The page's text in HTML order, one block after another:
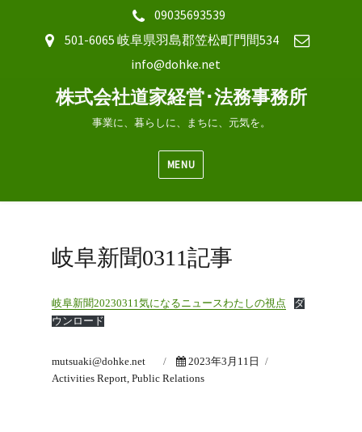
09035693539
501-6065 岐阜県羽島郡笠松町門間534
info@dohke.net
株式会社道家経営･法務事務所
事業に、暮らしに、まちに、元気を。
MENU
岐阜新聞0311記事
岐阜新聞20230311気になるニュースわたしの視点
ダ
ウンロード
Author
mutsuaki@dohke.net
Posted
on
2023年3月11日
Activities Report ,Public Relations